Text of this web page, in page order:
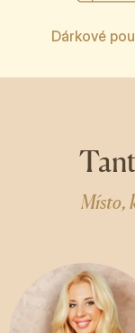
Dárkové
Místo,